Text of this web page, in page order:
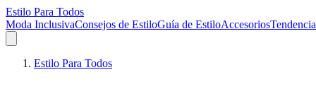
Estilo Para Todos
Moda InclusivaConsejos de EstiloGuía de EstiloAccesorios
Estilo Para Todos